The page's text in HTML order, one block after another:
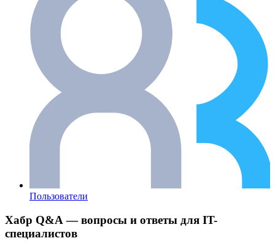
Пользователи
Хабр Q&A — вопросы и ответы для IT-
специалистов